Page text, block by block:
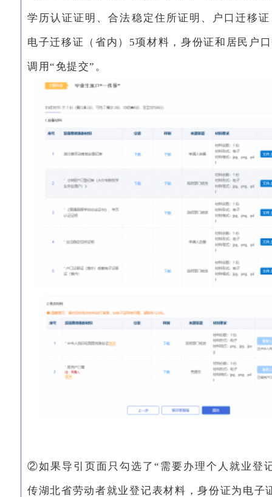
学历认证证明、合法稳定住所证明、户口迁移
电子迁移证（省内）5项材料，身份证和居民户
调用“免提交”。
②如果导引页面只勾选了“需要办理个人就业登
传湖北省劳动者就业登记表材料，身份证为电子